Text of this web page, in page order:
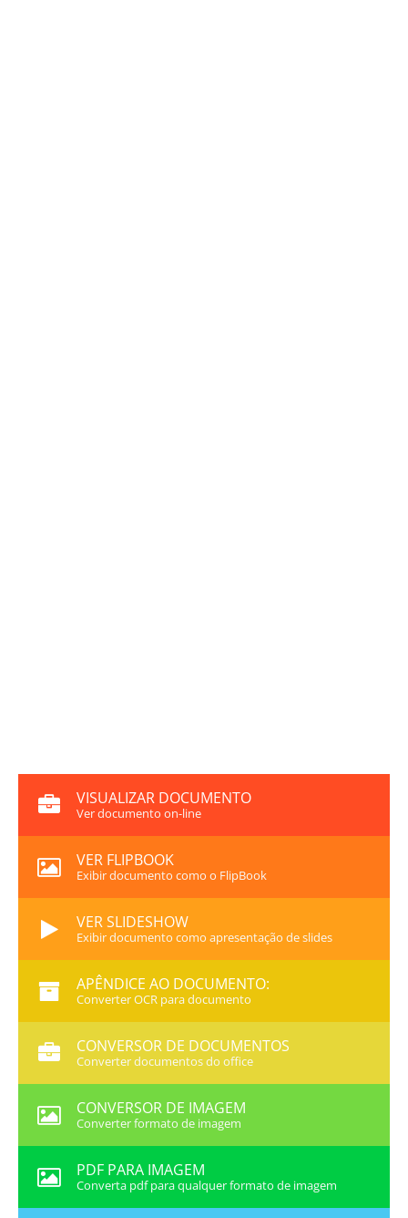
VISUALIZAR DOCUMENTO
Ver documento on-line
VER FLIPBOOK
Exibir documento como o FlipBook
VER SLIDESHOW
Exibir documento como apresentação de slides
APÊNDICE AO DOCUMENTO:
Converter OCR para documento
CONVERSOR DE DOCUMENTOS
Converter documentos do office
CONVERSOR DE IMAGEM
Converter formato de imagem
PDF PARA IMAGEM
Converta pdf para qualquer formato de imagem